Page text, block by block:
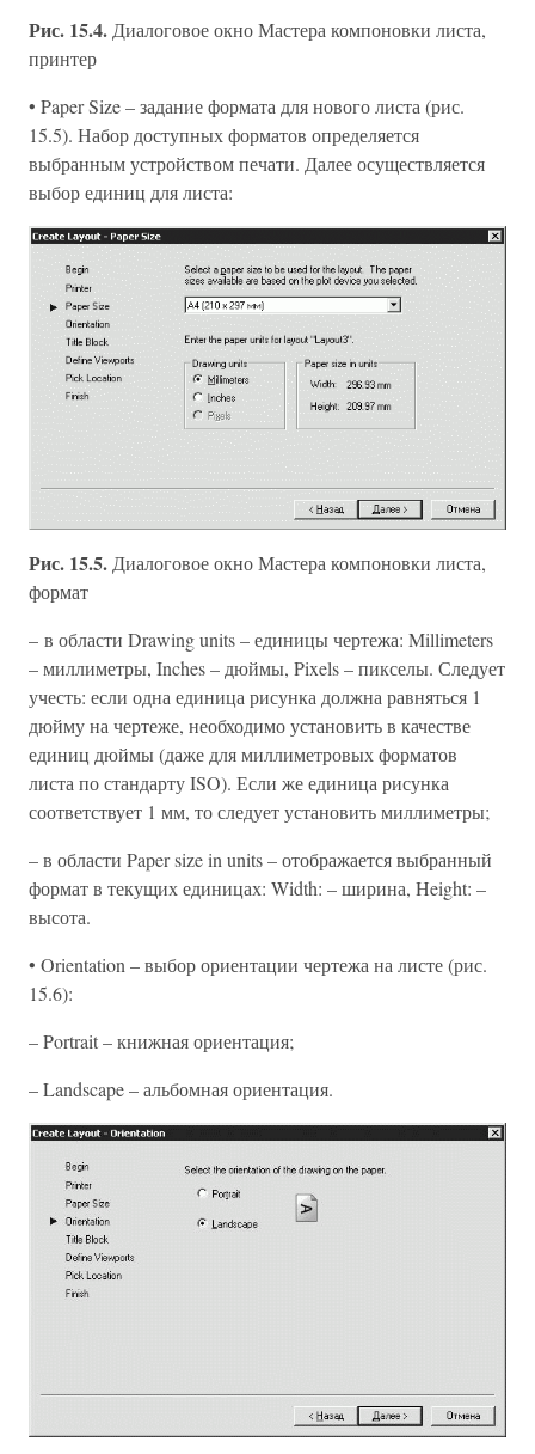
Рис. 15.4. Диалоговое окно Мастера компоновки листа,
принтер
• Paper Size – задание формата для нового листа (рис.
15.5). Набор доступных форматов определяется
выбранным устройством печати. Далее осуществляется
выбор единиц для листа:
Рис. 15.5.Диалоговое окно Мастера компоновки листа,
формат
– в области Drawing units – единицы чертежа: Millimeters
– миллиметры, Inches – дюймы, Pixels – пикселы. Следует
учесть: если одна единица рисунка должна равняться 1
дюйму на чертеже, необходимо установить в качестве
единиц дюймы (даже для миллиметровых форматов
листа по стандарту ISO). Если же единица рисунка
соответствует 1 мм, то следует установить миллиметры;
– в области Paper size in units – отображается выбранный
формат в текущих единицах: Width: – ширина, Height: –
высота.
• Orientation – выбор ориентации чертежа на листе (рис.
15.6):
– Portrait – книжная ориентация;
– Landscape – альбомная ориентация.